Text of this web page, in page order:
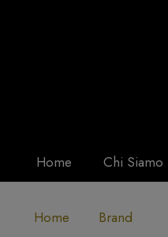
Home Chi Siamo
Home Brand